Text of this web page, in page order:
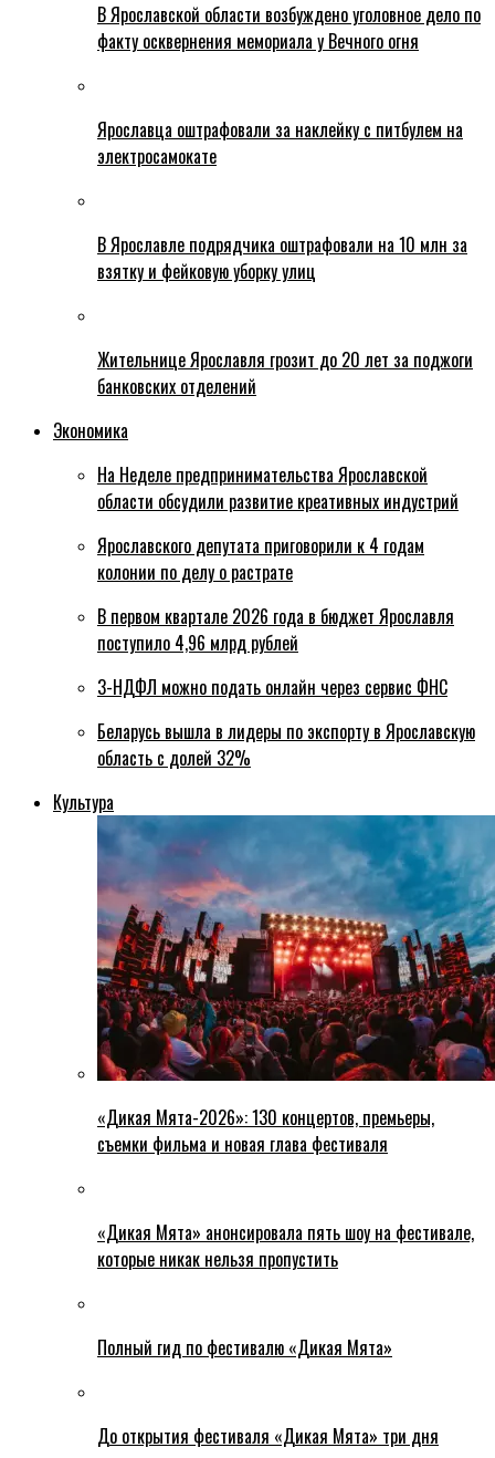
В Ярославской области возбуждено уголовное дело по
факту осквернения мемориала у Вечного огня
Ярославца оштрафовали за наклейку с питбулем на
электросамокате
В Ярославле подрядчика оштрафовали на 10 млн за
взятку и фейковую уборку улиц
Жительнице Ярославля грозит до 20 лет за поджоги
банковских отделений
Экономика
На Неделе предпринимательства Ярославской
области обсудили развитие креативных индустрий
Ярославского депутата приговорили к 4 годам
колонии по делу о растрате
В первом квартале 2026 года в бюджет Ярославля
поступило 4,96 млрд рублей
3-НДФЛ можно подать онлайн через сервис ФНС
Беларусь вышла в лидеры по экспорту в Ярославскую
область с долей 32%
Культура
«Дикая Мята-2026»: 130 концертов, премьеры,
съемки фильма и новая глава фестиваля
«Дикая Мята» анонсировала пять шоу на фестивале,
которые никак нельзя пропустить
Полный гид по фестивалю «Дикая Мята»
До открытия фестиваля «Дикая Мята» три дня